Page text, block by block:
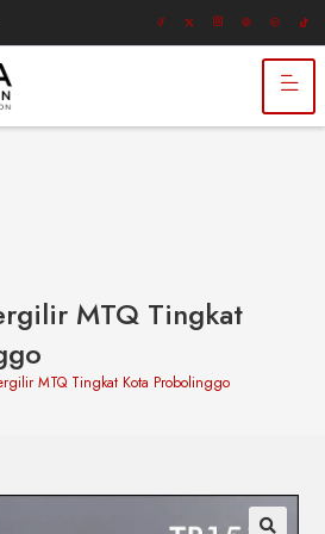
MTQ Tingkat
MTQ Tingkat Kota Probolinggo